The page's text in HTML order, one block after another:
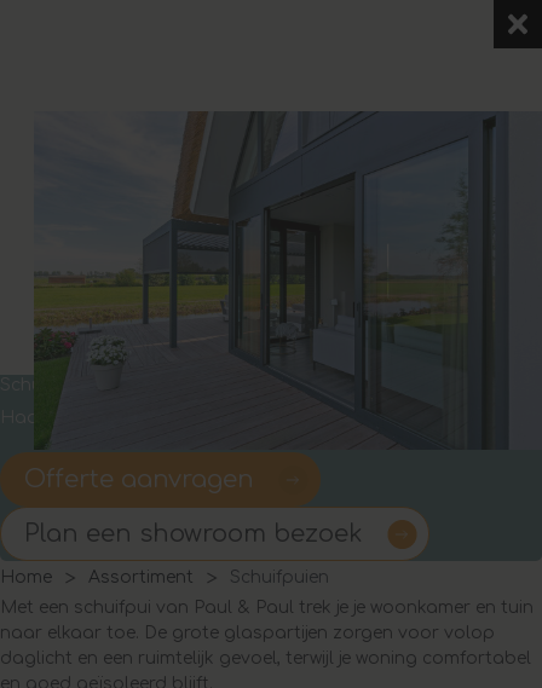
Schuifpuien
Haal het buitengevoel naar binnen
Offerte aanvragen
Plan een showroom bezoek
Home Assortiment
Schuifpuien
Met een schuifpui van Paul & Paul trek je je woonkamer en tuin
naar elkaar toe. De grote glaspartijen zorgen voor volop
daglicht en een ruimtelijk gevoel, terwijl je woning comfortabel
en goed geïsoleerd blijft.